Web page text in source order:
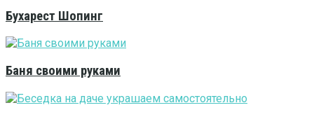
Бухарест Шопинг
Баня своими руками